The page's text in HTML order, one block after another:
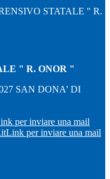
STATALE " R.
" R. ONOR "
SAN DONA' DI
per inviare una mail
Link per inviare una mail